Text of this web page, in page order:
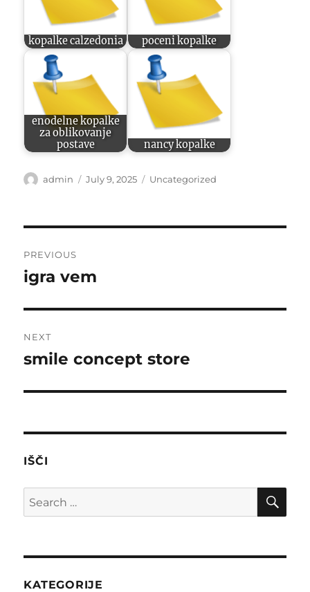
kopalke calzedonia poceni kopalke
enodelne kopalke
za oblikovanje
postave
nancy kopalke
Author
admin
Posted
July 9, 2025 Categories
Uncategorized
navigation
PREVIOUS
Previous
igra vem
NEXT
Next
smile concept store
IŠČI
Search
for:
KATEGORIJE